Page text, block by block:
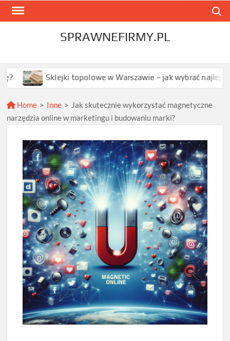
Skip
SPRAWNEFIRMY.PL
topolowe w Warszawie – jak wybrać najlepszą opcję dla
Home > Inne > Jak skutecznie wykorzystać magnetyczne
narzędzia online w marketingu i budowaniu marki?